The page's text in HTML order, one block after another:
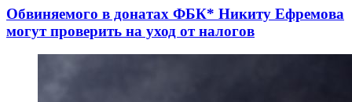
Обвиняемого в донатах ФБК* Никиту Ефремова
могут проверить на уход от налогов